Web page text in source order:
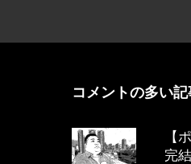
コメントの多い記
【
完